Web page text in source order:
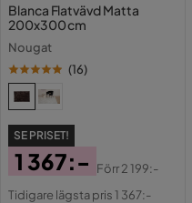
Blanca Flatvävd Matta
200x300 cm
Nougat
(16)
SE PRISET!
Pris
1 367:-
Original
Förr2 199:-
Tidigare lägsta pris 1 367:-